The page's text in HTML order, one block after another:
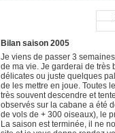
Bilan saison 2005
Je viens de passer 3
de ma vie. Je garderai de très
délicates ou juste quelques
de les mettre en joue. Toutes
très souvent descendre et
observés sur la cabane a été
de vols de + 300 oiseaux), le
La saison est terminée, il ne